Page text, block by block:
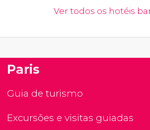
Ver todos os hotéis
Paris
Guia de turismo
Excursões e visitas guiadas